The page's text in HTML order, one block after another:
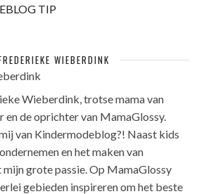
WIEBERDINK
Wieberdink, trotse mama van
en de oprichter van MamaGlossy.
van Kindermodeblog?! Naast kids
en het maken van
grote passie. Op MamaGlossy
gebieden inspireren om het beste